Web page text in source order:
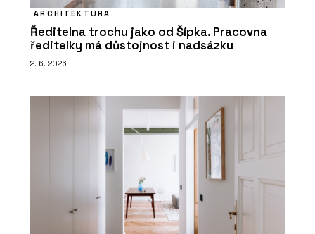
ARCHITEKTURA
Ředitelna trochu jako od Šípka. Pracovna
ředitelky má důstojnost i nadsázku
2. 6. 2026